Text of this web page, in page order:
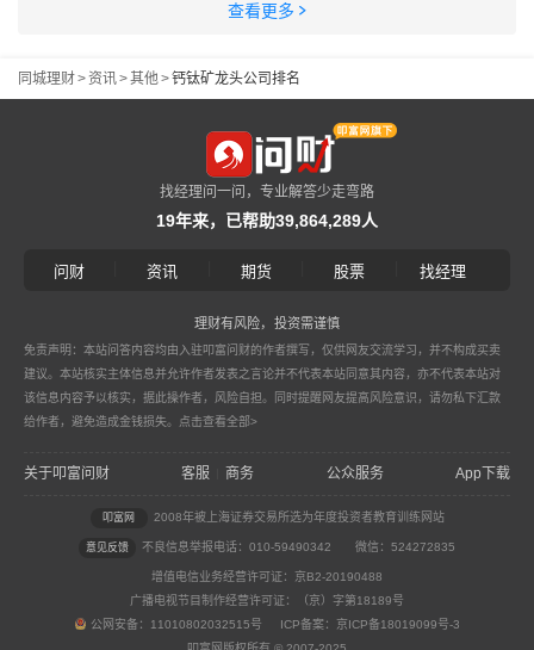
查看更多
同城理财>资讯>其他>钙钛矿龙头公司排名
找经理问一问，专业解答少走弯路
19年来，已帮助39,864,289人
问财 资讯 期货 股票 找经理
理财有风险，投资需谨慎
免责声明：本站问答内容均由入驻叩富问财的作者撰写，仅供网友交流学习，并不构成买卖
建议。本站核实主体信息并允许作者发表之言论并不代表本站同意其内容，亦不代表本站对
该信息内容予以核实，据此操作者，风险自担。同时提醒网友提高风险意识，请勿私下汇款
给作者，避免造成金钱损失。 点击查看全部>
关于叩富问财 客服 商务 公众服务 App下载
叩富网 2008年被上海证券交易所选为年度投资者教育训练网站
意见反馈 不良信息举报电话：010-59490342 微信：524272835
增值电信业务经营许可证：京B2-20190488
广播电视节目制作经营许可证：（京）字第18189号
公网安备：11010802032515号 ICP备案：京ICP备18019099号-3